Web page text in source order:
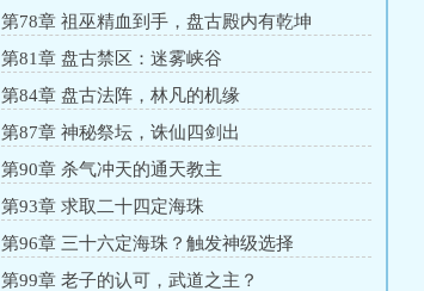
第78章 祖巫精血到手，盘古殿内有乾坤
第81章 盘古禁区：迷雾峡谷
第84章 盘古法阵，林凡的机缘
第87章 神秘祭坛，诛仙四剑出
第90章 杀气冲天的通天教主
第93章 求取二十四定海珠
第96章 三十六定海珠？触发神级选择
第99章 老子的认可，武道之主？